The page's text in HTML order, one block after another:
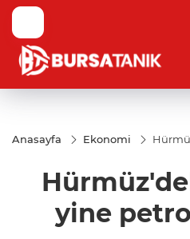
Anasayfa Ekonomi
vurdu
yine